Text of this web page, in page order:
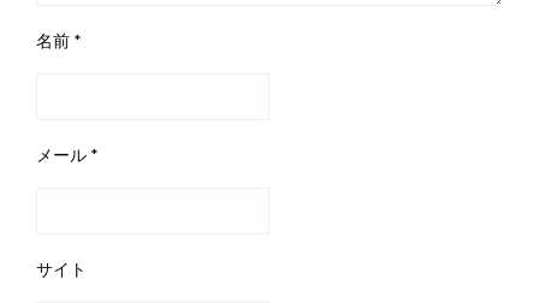
名前 *
メール *
サイト